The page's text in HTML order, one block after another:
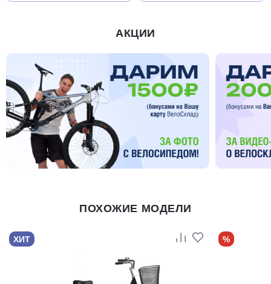
АКЦИИ
ПОХОЖИЕ МОДЕЛИ
ХИТ %